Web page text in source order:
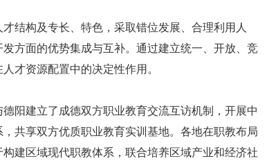
结构及专长、特色，采取错位发展、合理利用人
方面的优势集成与互补。通过建立统一、开放、竞
才资源配置中的决定性作用。
阳建立了成德双方职业教育交流互访机制，开展中
共享双方优质职业教育实训基地。各地在职教布局
构建区域现代职教体系，联合培养区域产业和经济社